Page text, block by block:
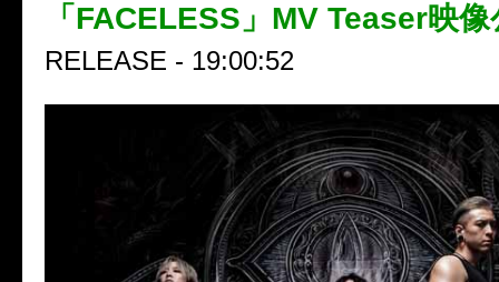
「FACELESS」MV Teaser映
RELEASE - 19:00:52